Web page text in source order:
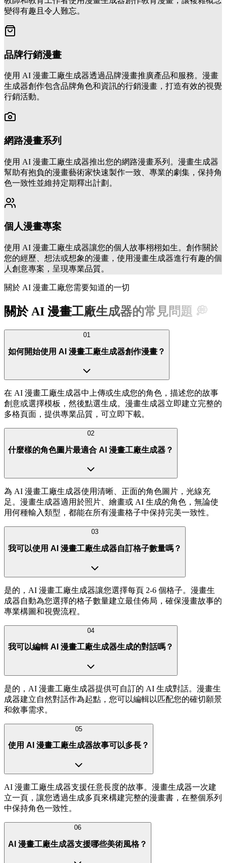
變得有趣且令人難忘。
品牌行銷漫畫
使用 AI 漫畫工廠生成器透過品牌漫畫推廣產品和服務。漫畫
生成器創作包含品牌角色和資訊的行銷漫畫，打造有效的視覺
行銷活動。
網路漫畫系列
使用 AI 漫畫工廠生成器推出您的網路漫畫系列。漫畫生成器
幫助有抱負的漫畫藝術家快速製作一致、專業的劇集，保持角
色一致性並維持定期釋出計劃。
個人漫畫專案
使用 AI 漫畫工廠生成器讓您的個人故事栩栩如生。創作關於
您的經歷、想法或想象的漫畫，使用漫畫生成器進行有趣的個
人創意專案，呈現專業品質。
關於 AI 漫畫工廠您需要知道的一切
關於 AI 漫畫工廠生成器的常見問題 💭
01
如何開始使用 AI 漫畫工廠生成器創作漫畫？
在 AI 漫畫工廠生成器中上傳或生成您的角色，描述您的故事
創意或選擇模板，然後點選生成。漫畫生成器立即建立完整的
多格頁面，提供專業品質，可立即下載。
02
什麼樣的角色圖片最適合 AI 漫畫工廠生成器？
為 AI 漫畫工廠生成器使用清晰、正面的角色圖片，光線充
足。漫畫生成器適用於照片、繪畫或 AI 生成的角色，無論使
用何種輸入類型，都能在所有漫畫格子中保持完美一致性。
03
我可以使用 AI 漫畫工廠生成器自訂格子數量嗎？
是的，AI 漫畫工廠生成器讓您選擇每頁 2-6 個格子。漫畫生
成器自動為您選擇的格子數量建立最佳佈局，確保漫畫故事的
專業構圖和視覺流程。
04
我可以編輯 AI 漫畫工廠生成器生成的對話嗎？
是的，AI 漫畫工廠生成器提供可自訂的 AI 生成對話。漫畫生
成器建立自然對話作為起點，您可以編輯以匹配您的確切願景
和敘事需求。
05
使用 AI 漫畫工廠生成器故事可以多長？
AI 漫畫工廠生成器支援任意長度的故事。漫畫生成器一次建
立一頁，讓您透過生成多頁來構建完整的漫畫書，在整個系列
中保持角色一致性。
06
AI 漫畫工廠生成器支援哪些美術風格？